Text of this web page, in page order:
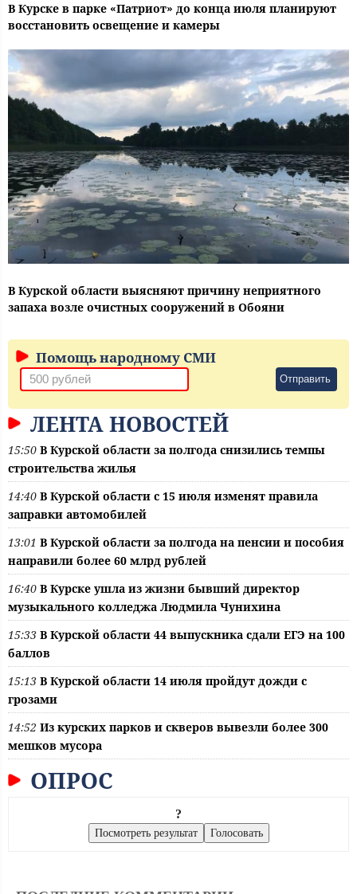
В Курске в парке «Патриот» до конца июля планируют
восстановить освещение и камеры
В Курской области выясняют причину неприятного
запаха возле очистных сооружений в Обояни
Помощь народному СМИ
Отправить
ЛЕНТА НОВОСТЕЙ
15:50 В Курской области за полгода снизились темпы
строительства жилья
14:40 В Курской области с 15 июля изменят правила
заправки автомобилей
13:01 В Курской области за полгода на пенсии и пособия
направили более 60 млрд рублей
16:40 В Курске ушла из жизни бывший директор
музыкального колледжа Людмила Чунихина
15:33 В Курской области 44 выпускника сдали ЕГЭ на 100
баллов
15:13 В Курской области 14 июля пройдут дожди с
грозами
14:52 Из курских парков и скверов вывезли более 300
мешков мусора
ОПРОС
?